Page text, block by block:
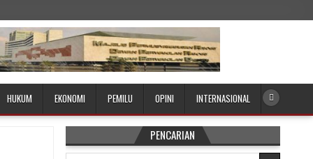
HUKUM EKONOMI PEMILU OPINI INTERNASIONAL
PENCARIAN